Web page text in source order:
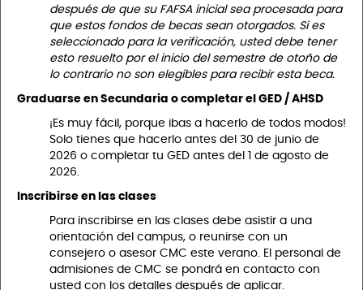
después de que su FAFSA inicial sea procesada para
que estos fondos de becas sean otorgados. Si es
seleccionado para la verificación, usted debe tener
esto resuelto por el inicio del semestre de otoño de
lo contrario no son elegibles para recibir esta beca.
Graduarse en Secundaria o completar el GED / AHSD
¡Es muy fácil, porque ibas a hacerlo de todos modos!
Solo tienes que hacerlo antes del 30 de junio de
2026 o completar tu GED antes del 1 de agosto de
2026.
Inscribirse en las clases
Para inscribirse en las clases debe asistir a una
orientación del campus, o reunirse con un
consejero o asesor CMC este verano. El personal de
admisiones de CMC se pondrá en contacto con
usted con los detalles después de aplicar.